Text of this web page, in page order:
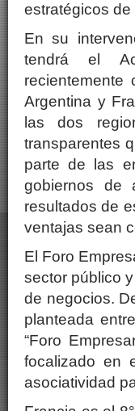
estratégicos
En su
tendrá el
Argentina y
las dos
transparentes
parte de las
gobiernos de
resultados de
ventajas sean
El Foro
sector público
de negocios.
planteada
“Foro
focalizado en
asociatividad